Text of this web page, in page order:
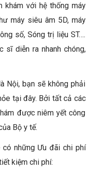
khám với hệ thống máy
máy siêu âm 5D, máy
số, Sóng trị liệu ST….
sĩ diễn ra nhanh chóng,
Nội, bạn sẽ không phải
tại đây. Bởi tất cả các
được niêm yết công
Bộ y tế.
những Ưu đãi chi phí
kiệm chi phí: